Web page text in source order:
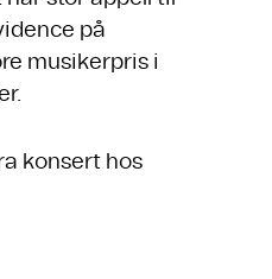
på
musikerpris i
konsert hos